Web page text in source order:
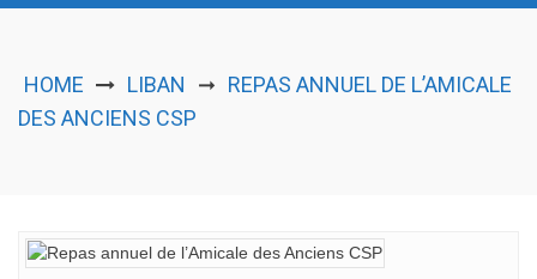
HOME LIBAN ➞ REPAS ANNUEL DE L’AMICALE
DES ANCIENS CSP